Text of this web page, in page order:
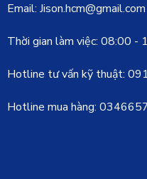
Email: Jison.hcm@gmail.com
Thời gian làm việc: 08:00 -
Hotline tư vấn kỹ thuật:
Hotline mua hàng: